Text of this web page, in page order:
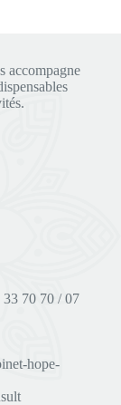
accompagne
70 70 / 07
hope-